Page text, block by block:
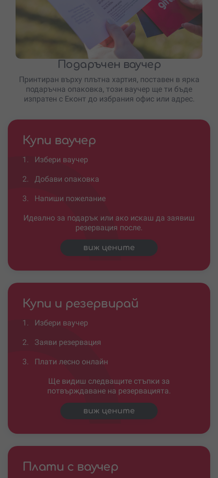
Подаръчен ваучер
Принтиран върху плътна хартия, поставен в ярка
подаръчна опаковка, този ваучер ще ти бъде
изпратен с Еконт до избрания офис или адрес.
Купи ваучер
1. Избери ваучер
2. Добави опаковка
3. Напиши пожелание
Идеално за подарък или ако искаш да заявиш
резервация после.
виж цените
Купи и резервирай
1. Избери ваучер
2. Заяви резервация
3. Плати лесно онлайн
Ще видиш следващите стъпки за
потвърждаване на резервацията.
виж цените
Плати с ваучер